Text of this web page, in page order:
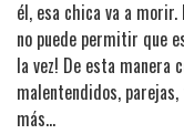
él, esa chica va a
no puede permitir que
la vez! De esta manera
malentendidos,
más…